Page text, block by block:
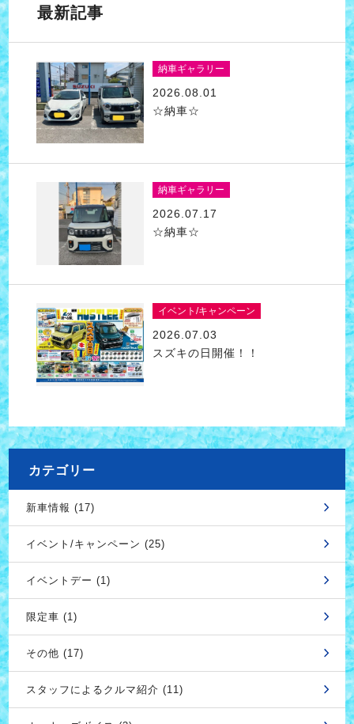
最新記事
納車ギャラリー
2026.08.01
☆納車☆
納車ギャラリー
2026.07.17
☆納車☆
イベント/キャンペーン
2026.07.03
スズキの日開催！！
カテゴリー
新車情報 (17)
イベント/キャンペーン (25)
イベントデー (1)
限定車 (1)
その他 (17)
スタッフによるクルマ紹介 (11)